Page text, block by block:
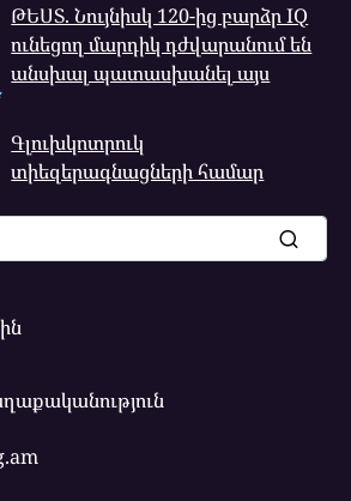
ԹԵՍՏ. Նույնիսկ 120-ից բարձր IQ
ունեցող մարդիկ դժվարանում են
անսխալ պատասխանել այս
Գլուխկոտրուկ
տիեզերագնացների համար